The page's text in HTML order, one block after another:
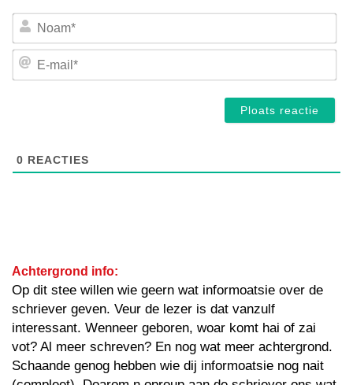
E-
0 REACTIES
Achtergrond info:
Op dit stee willen wie geern wat informoatsie over de
schriever geven. Veur de lezer is dat vanzulf
interessant. Wenneer geboren, woar komt hai of zai
vot? Al meer schreven? En nog wat meer achtergrond.
Schaande genog hebben wie dij informoatsie nog nait